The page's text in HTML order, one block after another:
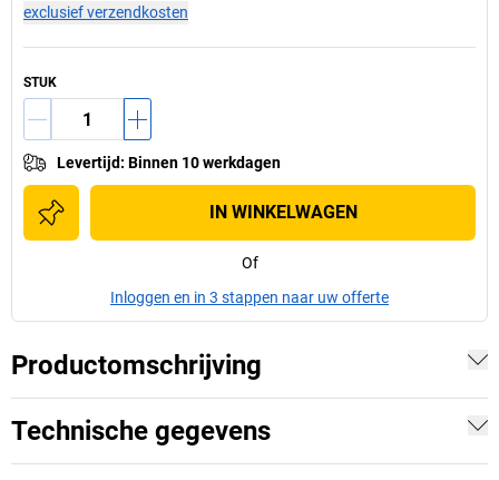
exclusief verzendkosten
STUK
Levertijd: Binnen 10 werkdagen
IN WINKELWAGEN
Of
Inloggen en in 3 stappen naar uw offerte
Productomschrijving
Technische gegevens